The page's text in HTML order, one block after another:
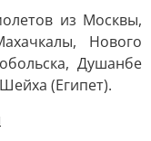
из Москвы,
Нового
Душанбе
(Египет).